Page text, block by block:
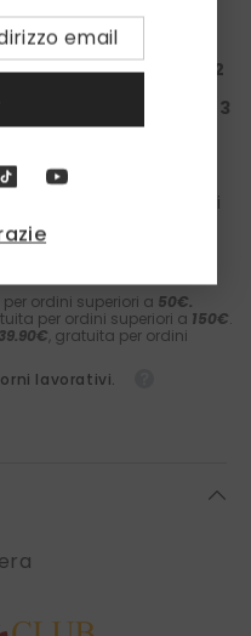
unaBox da 50€ + 1
unaBox da 150€ + 2
una
Box da 200€ + 3
Laboratori Asteriti
e il comfort dei
. Il valore dei
per ordini superiori a 50€.
per ordini superiori a 150€.
39.90€, gratuita per ordini
lavorativi.